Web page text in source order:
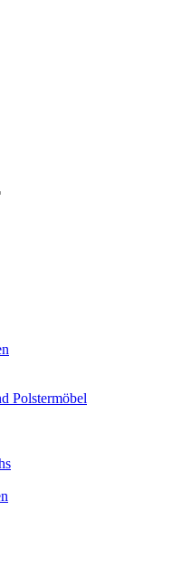
Polstermöbel